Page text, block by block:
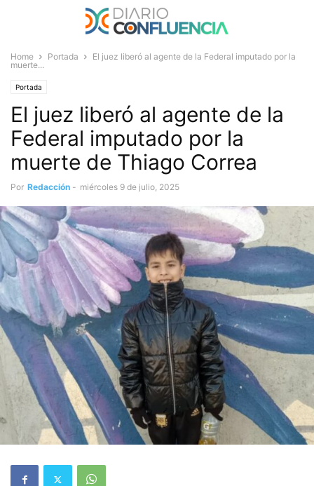
Home Portada
El juez liberó al agente de la Federal imputado por la
muerte...
Portada
El juez liberó al agente de la
Federal imputado por la
muerte de Thiago Correa
Por Redacción - miércoles 9 de julio, 2025